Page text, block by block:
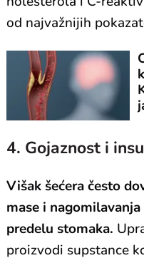
od najvažnijih
4. Gojaznost i
Višak šećera često
mase i
predelu stomaka.
proizvodi supstance